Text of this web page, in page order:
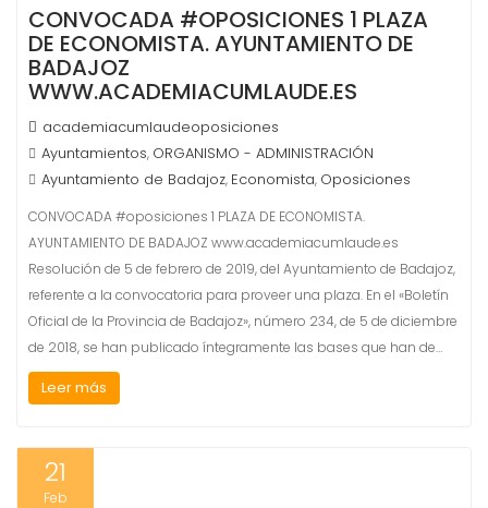
CONVOCADA #OPOSICIONES 1 PLAZA
DE ECONOMISTA. AYUNTAMIENTO DE
BADAJOZ
WWW.ACADEMIACUMLAUDE.ES
academiacumlaudeoposiciones
Ayuntamientos, ORGANISMO - ADMINISTRACIÓN
Ayuntamiento de Badajoz, Economista, Oposiciones
CONVOCADA #oposiciones 1 PLAZA DE ECONOMISTA.
AYUNTAMIENTO DE BADAJOZ www.academiacumlaude.es
Resolución de 5 de febrero de 2019, del Ayuntamiento de Badajoz,
referente a la convocatoria para proveer una plaza. En el «Boletín
Oficial de la Provincia de Badajoz», número 234, de 5 de diciembre
de 2018, se han publicado íntegramente las bases que han de…
Leer más
21
Feb